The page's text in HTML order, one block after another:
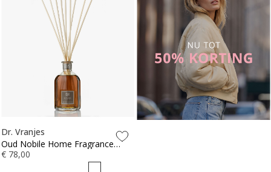
Dr. Vranjes
Oud Nobile Home Fragrance
Sticks 250ml
€ 78,00